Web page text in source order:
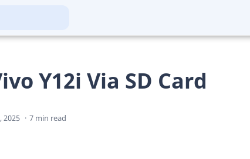
Y12i Via SD Card
7 min read